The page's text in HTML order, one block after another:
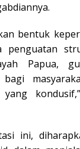
bentuk
penguatan
Papua,
yang
ini,